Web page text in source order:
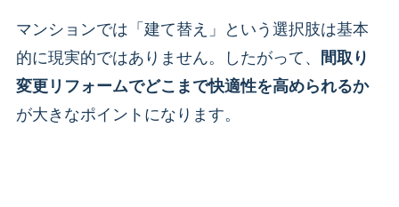
マンションでは「建て替え」という選択肢は基本
的に現実的ではありません。したがって、
間取り
変更リフォームでどこまで快適性を高められるか
が大きなポイントになります。